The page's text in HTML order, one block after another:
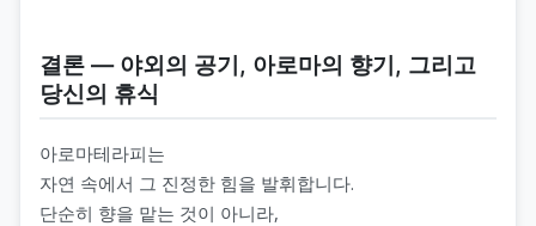
결론 ― 야외의 공기, 아로마의 향기, 그리고
당신의 휴식
아로마테라피는
자연 속에서 그 진정한 힘을 발휘합니다.
단순히 향을 맡는 것이 아니라,